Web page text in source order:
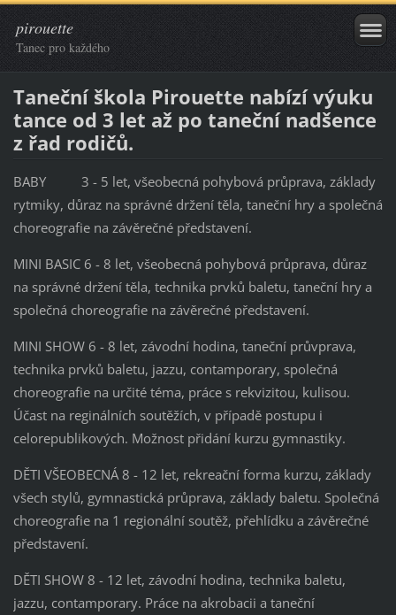
pirouette
Tanec pro každého
Taneční škola Pirouette nabízí výuku
tance od 3 let až po taneční nadšence
z řad rodičů.
BABY 3 - 5 let, všeobecná pohybová průprava, základy
rytmiky, důraz na správné držení těla, taneční hry a společná
choreografie na závěrečné představení.
MINI BASIC 6 - 8 let, všeobecná pohybová průprava, důraz
na správné držení těla, technika prvků baletu, taneční hry a
společná choreografie na závěrečné představení.
MINI SHOW 6 - 8 let, závodní hodina, taneční průvprava,
technika prvků baletu, jazzu, contamporary, společná
choreografie na určité téma, práce s rekvizitou, kulisou.
Účast na reginálních soutěžích, v případě postupu i
celorepublikových. Možnost přidání kurzu gymnastiky.
DĚTI VŠEOBECNÁ 8 - 12 let, rekreační forma kurzu, základy
všech stylů, gymnastická průprava, základy baletu. Společná
choreografie na 1 regionální soutěž, přehlídku a závěrečné
představení.
DĚTI SHOW 8 - 12 let, závodní hodina, technika baletu,
jazzu, contamporary. Práce na akrobacii a taneční